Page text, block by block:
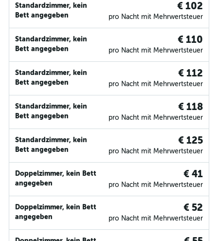
Standardzimmer, kein
Bett angegeben
€ 102
pro Nacht mit Mehrwertsteuer
Standardzimmer, kein
Bett angegeben
€ 110
pro Nacht mit Mehrwertsteuer
Standardzimmer, kein
Bett angegeben
€ 112
pro Nacht mit Mehrwertsteuer
Standardzimmer, kein
Bett angegeben
€ 118
pro Nacht mit Mehrwertsteuer
Standardzimmer, kein
Bett angegeben
€ 125
pro Nacht mit Mehrwertsteuer
Doppelzimmer, kein Bett
angegeben
€ 41
pro Nacht mit Mehrwertsteuer
Doppelzimmer, kein Bett
angegeben
€ 52
pro Nacht mit Mehrwertsteuer